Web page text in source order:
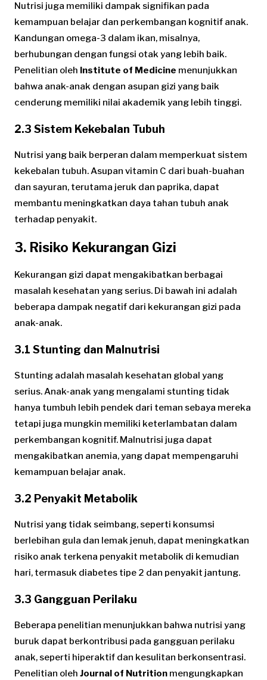
Nutrisi juga memiliki dampak signifikan pada
kemampuan belajar dan perkembangan kognitif anak.
Kandungan omega-3 dalam ikan, misalnya,
berhubungan dengan fungsi otak yang lebih baik.
Penelitian oleh Institute of Medicine menunjukkan
bahwa anak-anak dengan asupan gizi yang baik
cenderung memiliki nilai akademik yang lebih tinggi.
2.3 Sistem Kekebalan Tubuh
Nutrisi yang baik berperan dalam memperkuat sistem
kekebalan tubuh. Asupan vitamin C dari buah-buahan
dan sayuran, terutama jeruk dan paprika, dapat
membantu meningkatkan daya tahan tubuh anak
terhadap penyakit.
3. Risiko Kekurangan Gizi
Kekurangan gizi dapat mengakibatkan berbagai
masalah kesehatan yang serius. Di bawah ini adalah
beberapa dampak negatif dari kekurangan gizi pada
anak-anak.
3.1 Stunting dan Malnutrisi
Stunting adalah masalah kesehatan global yang
serius. Anak-anak yang mengalami stunting tidak
hanya tumbuh lebih pendek dari teman sebaya mereka
tetapi juga mungkin memiliki keterlambatan dalam
perkembangan kognitif. Malnutrisi juga dapat
mengakibatkan anemia, yang dapat mempengaruhi
kemampuan belajar anak.
3.2 Penyakit Metabolik
Nutrisi yang tidak seimbang, seperti konsumsi
berlebihan gula dan lemak jenuh, dapat meningkatkan
risiko anak terkena penyakit metabolik di kemudian
hari, termasuk diabetes tipe 2 dan penyakit jantung.
3.3 Gangguan Perilaku
Beberapa penelitian menunjukkan bahwa nutrisi yang
buruk dapat berkontribusi pada gangguan perilaku
anak, seperti hiperaktif dan kesulitan berkonsentrasi.
Penelitian oleh Journal of Nutrition mengungkapkan